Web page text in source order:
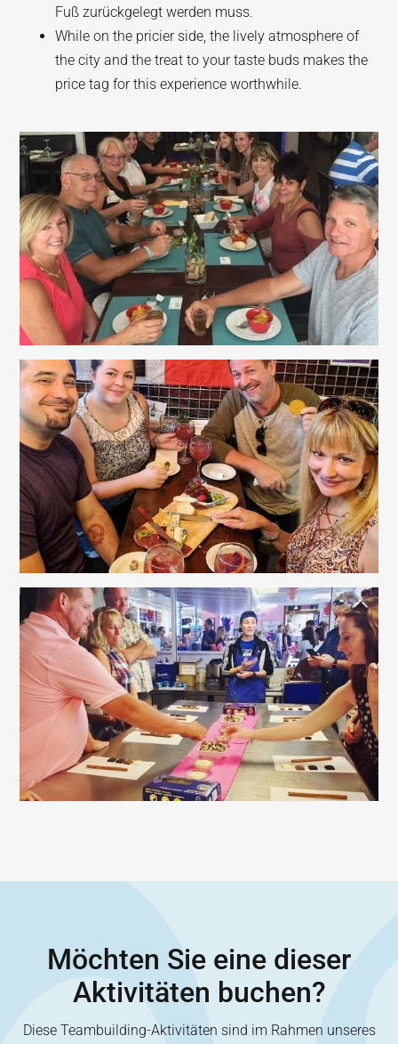
Fuß zurückgelegt werden muss.
While on the pricier side, the lively atmosphere of
the city and the treat to your taste buds makes the
price tag for this experience worthwhile.
Möchten Sie eine dieser
Aktivitäten buchen?
Diese Teambuilding-Aktivitäten sind im Rahmen unseres